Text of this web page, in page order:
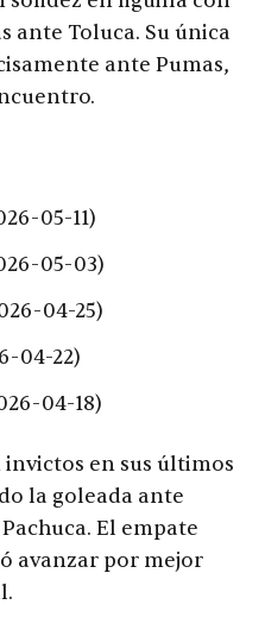
ante Toluca. Su única
ante Pumas,
05-11)
05-03)
04-25)
04-22)
04-18)
en sus últimos
la goleada ante
El empate
avanzar por mejor